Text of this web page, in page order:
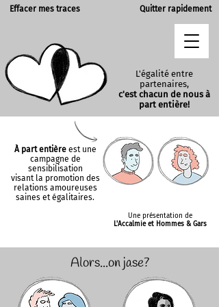
L'égalité entre
partenaires,
c'est chacun de nous à
part entière!
Effacer mes traces Quitter rapidement
À part entièreest une
campagne de
sensibilisation
visant la promotion des
relations amoureuses
saines et égalitaires.
Une présentation de
L'Accalmie et Hommes & Gars
Alors...on jase?